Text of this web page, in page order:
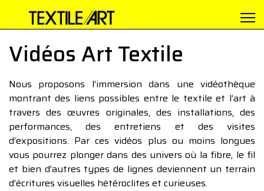
Vidéos Art Textile
Nous proposons l’immersion dans une vidéothèque
montrant des liens possibles entre le textile et l’art à
travers des œuvres originales, des installations, des
performances, des entretiens et des visites
d’expositions. Par ces vidéos plus ou moins longues
vous pourrez plonger dans des univers où la fibre, le fil
et bien d’autres types de lignes deviennent un terrain
d’écritures visuelles hétéroclites et curieuses.